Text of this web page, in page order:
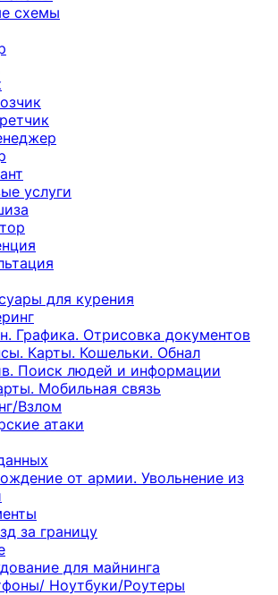
схемы
услуги
для курения
Графика. Отрисовка документов
Карты. Кошельки. Обнал
Поиск людей и информации
Мобильная связь
Взлом
атаки
от армии. Увольнение из
за границу
для майнинга
Ноутбуки/Роутеры